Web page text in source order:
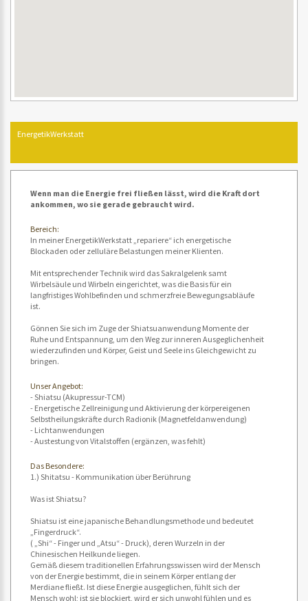
EnergetikWerkstatt
Wenn man die Energie frei fließen lässt, wird die Kraft dort
ankommen, wo sie gerade gebraucht wird.
Bereich:
In meiner EnergetikWerkstatt „repariere“ ich energetische
Blockaden oder zelluläre Belastungen meiner Klienten.
Mit entsprechender Technik wird das Sakralgelenk samt
Wirbelsäule und Wirbeln eingerichtet, was die Basis für ein
langfristiges Wohlbefinden und schmerzfreie Bewegungsabläufe
ist.
Gönnen Sie sich im Zuge der Shiatsuanwendung Momente der
Ruhe und Entspannung, um den Weg zur inneren Ausgeglichenheit
wiederzufinden und Körper, Geist und Seele ins Gleichgewicht zu
bringen.
Unser Angebot:
- Shiatsu (Akupressur-TCM)
- Energetische Zellreinigung und Aktivierung der körpereigenen
Selbstheilungskräfte durch Radionik (Magnetfeldanwendung)
- Lichtanwendungen
- Austestung von Vitalstoffen (ergänzen, was fehlt)
Das Besondere:
1.) Shitatsu - Kommunikation über Berührung
Was ist Shiatsu?
Shiatsu ist eine japanische Behandlungsmethode und bedeutet
„Fingerdruck“.
( „Shi“ - Finger und „Atsu“ - Druck), deren Wurzeln in der
Chinesischen Heilkunde liegen.
Gemäß diesem traditionellen Erfahrungsswissen wird der Mensch
von der Energie bestimmt, die in seinem Körper entlang der
Merdiane fließt. Ist diese Energie ausgeglichen, fühlt sich der
Mensch wohl; ist sie blockiert, wird er sich unwohl fühlen und es